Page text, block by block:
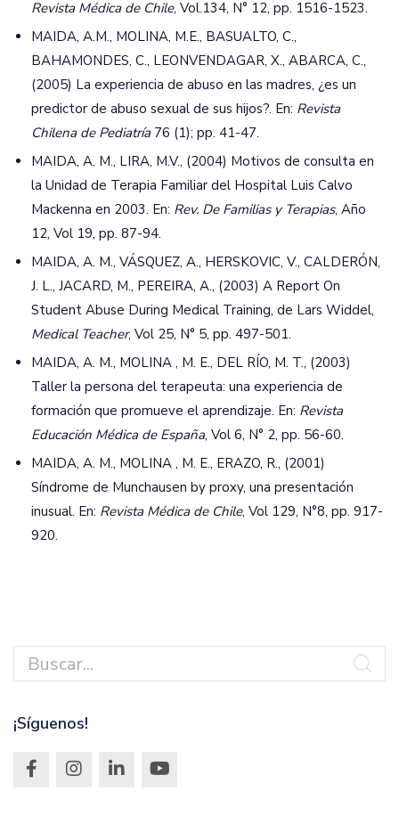
Revista Médica de Chile, Vol.134, N° 12, pp. 1516-1523.
MAIDA, A.M., MOLINA, M.E., BASUALTO, C.,
BAHAMONDES, C., LEONVENDAGAR, X., ABARCA, C.,
(2005) La experiencia de abuso en las madres, ¿es un
predictor de abuso sexual de sus hijos?. En: Revista
Chilena de Pediatría76 (1); pp. 41-47.
MAIDA, A. M., LIRA, M.V., (2004) Motivos de consulta en
la Unidad de Terapia Familiar del Hospital Luis Calvo
Mackenna en 2003. En: Rev. De Familias y Terapias, Año
12, Vol 19, pp. 87-94.
MAIDA, A. M., VÁSQUEZ, A., HERSKOVIC, V., CALDERÓN,
J. L., JACARD, M., PEREIRA, A., (2003) A Report On
Student Abuse During Medical Training, de Lars Widdel,
Medical Teacher, Vol 25, N° 5, pp. 497-501.
MAIDA, A. M., MOLINA , M. E., DEL RÍO, M. T., (2003)
Taller la persona del terapeuta: una experiencia de
formación que promueve el aprendizaje. En: Revista
Educación Médica de España, Vol 6, N° 2, pp. 56-60.
MAIDA, A. M., MOLINA , M. E., ERAZO, R., (2001)
Síndrome de Munchausen by proxy, una presentación
inusual. En: Revista Médica de Chile, Vol 129, N°8, pp. 917-
920.
¡Síguenos!